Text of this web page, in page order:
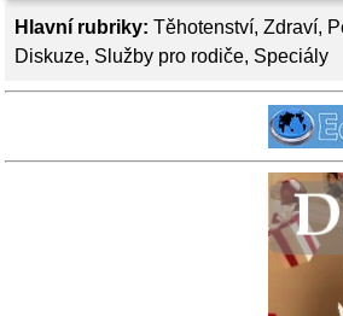
Hlavní rubriky: Těhotenství, Zdraví,
Diskuze, Služby pro rodiče, Speciály